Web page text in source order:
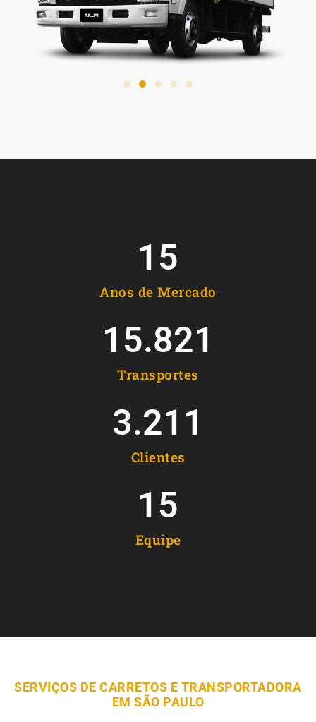
Anos de Mercado
15
Transportes
15.821
Clientes
3.211
Equipe
15
SERVIÇOS DE CARRETOS E TRANSPORTADORA
EM SÃO PAULO